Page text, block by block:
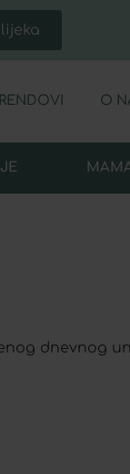
O
dnevnog